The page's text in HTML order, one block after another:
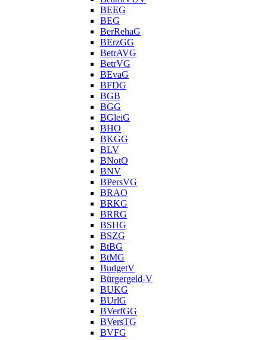
BEEG
BEG
BerRehaG
BErzGG
BetrAVG
BetrVG
BEvaG
BFDG
BGB
BGG
BGleiG
BHO
BKGG
BLV
BNotO
BNV
BPersVG
BRAO
BRKG
BRRG
BSHG
BSZG
BtBG
BtMG
BudgetV
Bürgergeld-V
BUKG
BUrlG
BVerfGG
BVersTG
BVFG